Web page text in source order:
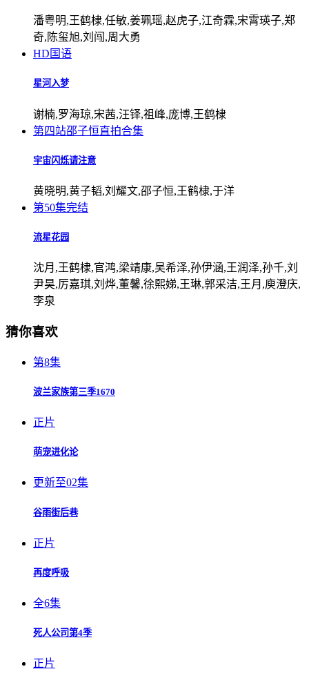
潘粤明,王鹤棣,任敏,姜珮瑶,赵虎子,江奇霖,宋霄瑛子,郑
奇,陈玺旭,刘闯,周大勇
HD国语
星河入梦
谢楠,罗海琼,宋茜,汪铎,祖峰,庞博,王鹤棣
第四站邵子恒直拍合集
宇宙闪烁请注意
黄晓明,黄子韬,刘耀文,邵子恒,王鹤棣,于洋
第50集完结
流星花园
沈月,王鹤棣,官鸿,梁靖康,吴希泽,孙伊涵,王润泽,孙千,刘
尹昊,厉嘉琪,刘烨,董馨,徐熙娣,王琳,郭采洁,王月,庾澄庆,
李泉
猜你喜欢
第8集
波兰家族第三季1670
正片
萌宠进化论
更新至02集
谷雨街后巷
正片
再度呼吸
全6集
死人公司第4季
正片